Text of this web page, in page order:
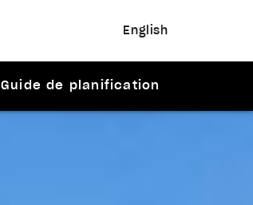
English
Guide de planification